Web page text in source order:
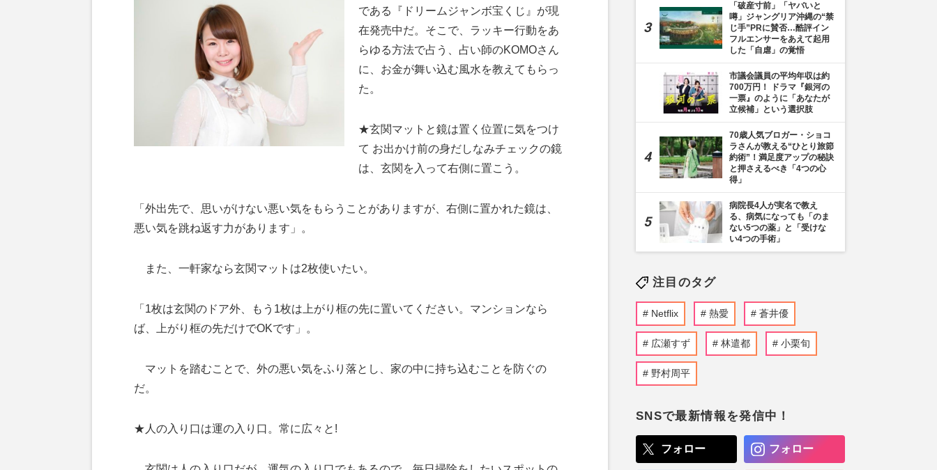
u
t
e
である『ドリームジャンボ宝くじ』が現
在発売中だ。そこで、ラッキー行動をあ
らゆる方法で占う、占い師のKOMOさん
に、お金が舞い込む風水を教えてもらっ
た。
★玄関マットと鏡は置く位置に気をつけ
て お出かけ前の身だしなみチェックの鏡
は、玄関を入って右側に置こう。
「外出先で、思いがけない悪い気をもらうことがありますが、右側に置かれた鏡は、
悪い気を跳ね返す力があります」。
また、一軒家なら玄関マットは2枚使いたい。
「1枚は玄関のドア外、もう1枚は上がり框の先に置いてください。マンションなら
ば、上がり框の先だけでOKです」。
マットを踏むことで、外の悪い気をふり落とし、家の中に持ち込むことを防ぐの
だ。
★人の入り口は運の入り口。常に広々と!
「破産寸前」「ヤバいと
噂」ジャングリア沖縄の“禁
じ手”PRに賛否…酷評イン
フルエンサーをあえて起用
した「自虐」の覚悟
市議会議員の平均年収は約
700万円！ ドラマ『銀河の
一票』のように「あなたが
立候補」という選択肢
70歳人気ブロガー・ショコ
ラさんが教える“ひとり旅節
約術”！満足度アップの秘訣
と押さえるべき「4つの心
得」
病院長4人が実名で教え
る、病気になっても「のま
ない5つの薬」と「受けな
い4つの手術」
注目のタグ
Netflix 熱愛 蒼井優
広瀬すず 林遣都 小栗旬
野村周平
SNSで最新情報を発信中！
フォロー フォロー